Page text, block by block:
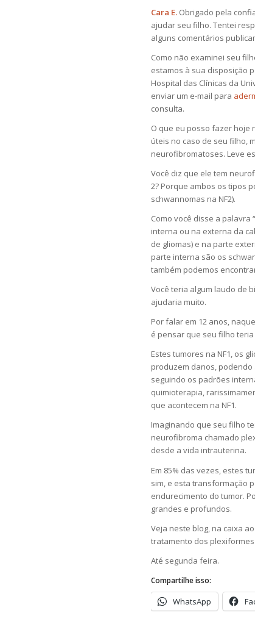
Cara E. Obrigado pela
ajudar seu filho. Tentei
alguns comentários
Como não examinei seu
estamos à sua disposição
Hospital das Clínicas da
enviar um e-mail para
consulta.
O que eu posso fazer hoje
úteis no caso de seu filho,
neurofibromatoses. Leve
Você diz que ele tem
2? Porque ambos os tipos
schwannomas na NF2).
Como você disse a palavra
interna ou na externa da
de gliomas) e na parte
parte interna são os
também podemos
Você teria algum laudo de
ajudaria muito.
Por falar em 12 anos,
é pensar que seu filho
Estes tumores na NF1, os
produzem danos, podendo
seguindo os padrões
quimioterapia,
que acontecem na NF1.
Imaginando que seu filho
neurofibroma chamado
desde a vida intrauterina.
Em 85% das vezes, estes
sim, e esta transformação
endurecimento do tumor.
grandes e profundos.
Veja neste blog, na caixa
tratamento dos plexiformes.
Até segunda feira.
Compartilhe isso:
WhatsApp